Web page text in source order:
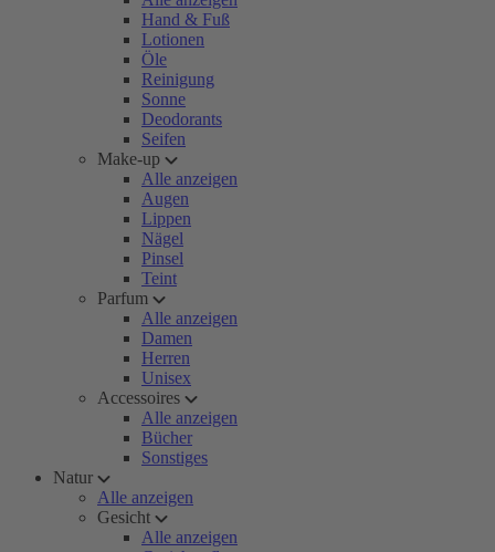
Hand & Fuß
Lotionen
Öle
Reinigung
Sonne
Deodorants
Seifen
Make-up
Alle anzeigen
Augen
Lippen
Nägel
Pinsel
Teint
Parfum
Alle anzeigen
Damen
Herren
Unisex
Accessoires
Alle anzeigen
Bücher
Sonstiges
Natur
Alle anzeigen
Gesicht
Alle anzeigen